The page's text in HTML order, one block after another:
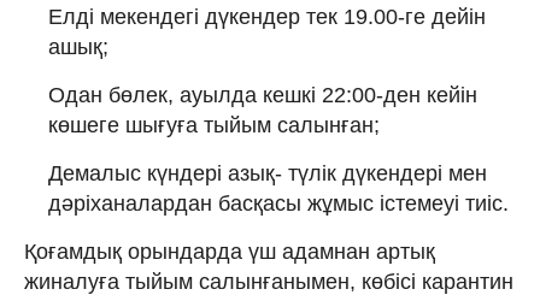
Елді мекендегі дүкендер тек 19.00-ге дейін
ашық;
Одан бөлек, ауылда кешкі 22:00-ден кейін
көшеге шығуға тыйым салынған;
Демалыс күндері азық- түлік дүкендері мен
дәріханалардан басқасы жұмыс істемеуі тиіс.
Қоғамдық орындарда үш адамнан артық
жиналуға тыйым салынғанымен, көбісі карантин